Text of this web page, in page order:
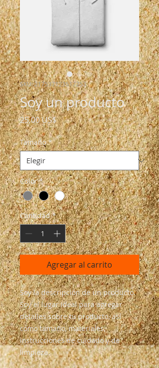
SKU: 217537123517253
Soy un producto
25,00 US$Precio
Tamaño *
Color *
Cantidad *
Agregar al carrito
Soy la descripción de un producto.
Soy el lugar ideal para agregar
detalles sobre tu producto, así
como tamaño, materiales,
instrucciones de cuidado y de
limpieza.